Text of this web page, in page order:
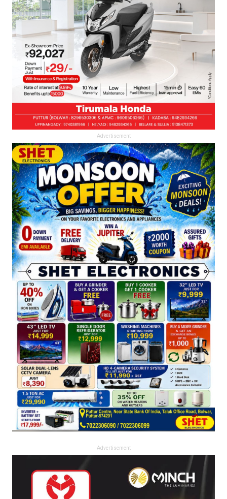
Advertisement
Advertisement